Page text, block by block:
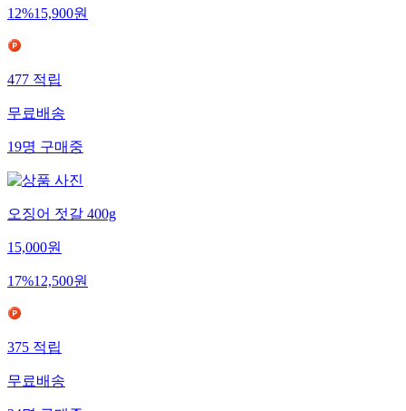
12%15,900원
477 적립
무료배송
19명 구매중
오징어 젓갈 400g
15,000원
17%12,500원
375 적립
무료배송